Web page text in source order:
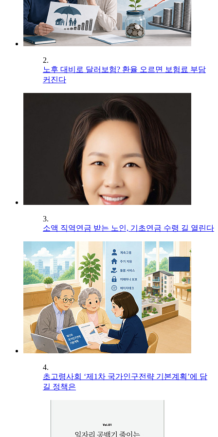
2.
노후 대비로 달러보험? 환율 오르면 보험료 부담
커진다
3.
소액 직역연금 받는 노인, 기초연금 수령 길 열린다
4.
초고령사회 ‘제1차 국가인구전략 기본계획’에 담
길 정책은